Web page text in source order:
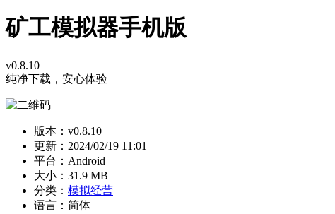
矿工模拟器手机版
v0.8.10
纯净下载，安心体验
版本：v0.8.10
更新： 2024/02/19 11:01
平台：Android
大小：31.9 MB
分类： 模拟经营
语言：简体